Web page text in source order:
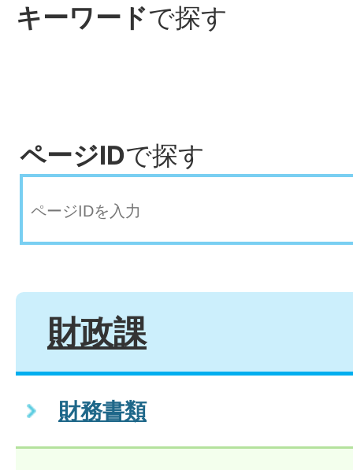
キーワードで探す
ページIDで探す
財政課
財務書類